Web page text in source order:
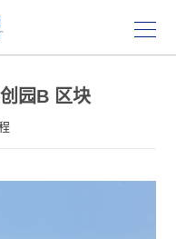
园B 区块